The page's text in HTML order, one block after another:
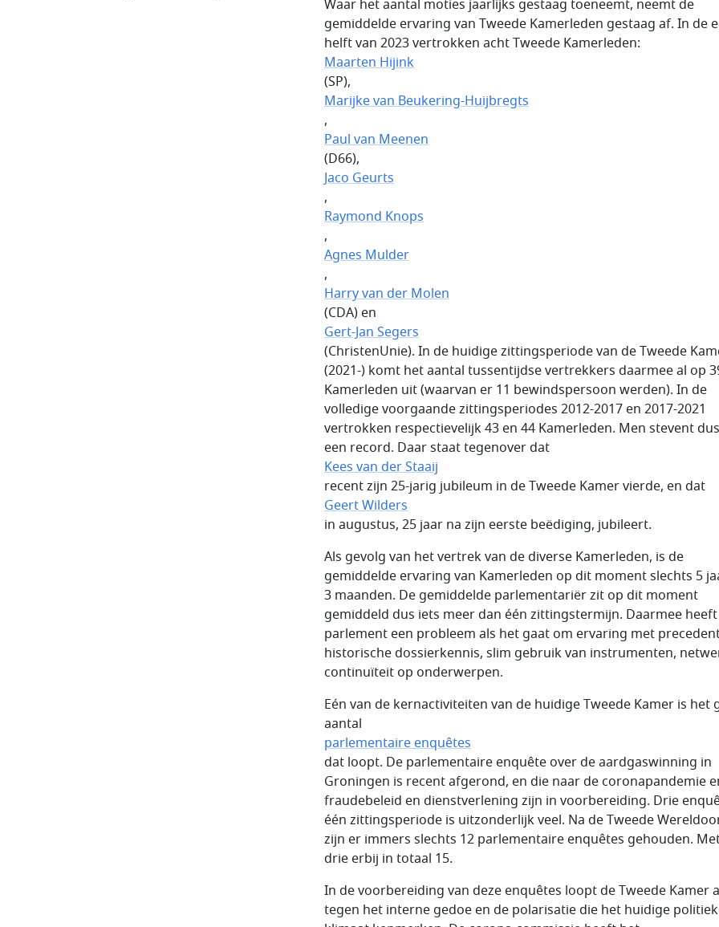
Waar het aantal moties jaarlijks gestaag toeneemt, neemt de
gemiddelde ervaring van Tweede Kamerleden gestaag af. In de
helft van 2023 vertrokken acht Tweede Kamerleden:
Maarten Hijink
(SP),
Marijke van Beukering-Huijbregts
,
Paul van Meenen
(D66),
Jaco Geurts
,
Raymond Knops
,
Agnes Mulder
,
Harry van der Molen
(CDA) en
Gert-Jan Segers
(ChristenUnie). In de huidige zittingsperiode van de Tweede
(2021-) komt het aantal tussentijdse vertrekkers daarmee al op
Kamerleden uit (waarvan er 11 bewindspersoon werden). In de
volledige voorgaande zittingsperiodes 2012-2017 en 2017-2021
vertrokken respectievelijk 43 en 44 Kamerleden. Men stevent
een record. Daar staat tegenover dat
Kees van der Staaij
recent zijn 25-jarig jubileum in de Tweede Kamer vierde, en dat
Geert Wilders
in augustus, 25 jaar na zijn eerste beëdiging, jubileert.
Als gevolg van het vertrek van de diverse Kamerleden, is de
gemiddelde ervaring van Kamerleden op dit moment slechts 5
3 maanden. De gemiddelde parlementariër zit op dit moment
gemiddeld dus iets meer dan één zittingstermijn. Daarmee
parlement een probleem als het gaat om ervaring met
historische dossierkennis, slim gebruik van instrumenten,
continuïteit op onderwerpen.
Eén van de kernactiviteiten van de huidige Tweede Kamer is het
aantal
parlementaire enquêtes
dat loopt. De parlementaire enquête over de aardgaswinning in
Groningen is recent afgerond, en die naar de coronapandemie
fraudebeleid en dienstverlening zijn in voorbereiding. Drie
één zittingsperiode is uitzonderlijk veel. Na de Tweede
zijn er immers slechts 12 parlementaire enquêtes gehouden.
drie erbij in totaal 15.
In de voorbereiding van deze enquêtes loopt de Tweede Kamer
tegen het interne gedoe en de polarisatie die het huidige